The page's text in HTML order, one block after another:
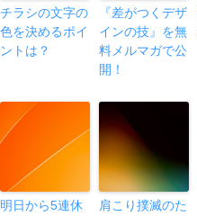
チラシの文字の
色を決めるポイ
ントは？
『差がつくデザ
インの技』を無
料メルマガで公
開！
明日から5連休
肩こり撲滅のた